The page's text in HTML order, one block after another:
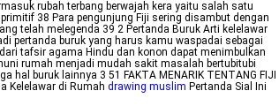
rubah terbang berwajah kera yaitu salah satu
38 Para pengunjung Fiji sering disambut dengan
telah melegenda 39 2 Pertanda Buruk Arti kelelawar
pertanda buruk yang harus kamu waspadai sebagai
tafsir agama Hindu dan konon dapat menimbulkan
rumah menjadi mudah sakit masalah bertubitubi
hal buruk lainnya 3 51 FAKTA MENARIK TENTANG FIJI
Kelelawar di Rumah drawing muslim Pertanda Sial Ini